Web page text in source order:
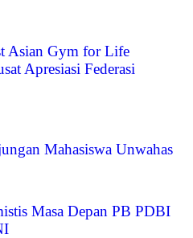
Asian Gym for Life
Apresiasi Federasi
Mahasiswa Unwahas
Masa Depan PB PDBI